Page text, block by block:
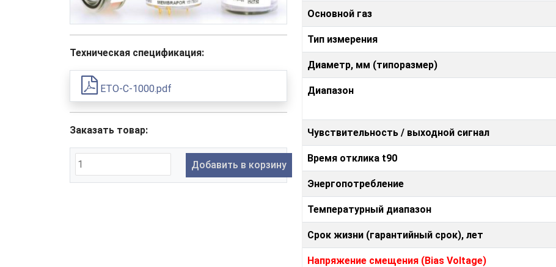
Техническая спецификация:
ETO-C-1000.pdf
Заказать товар:
Добавить в корзину
Основной газ
Тип измерения
Диаметр, мм (типоразмер)
Диапазон
Чувствительность / выходной сигнал
Время отклика t90
Энергопотребление
Температурный диапазон
Срок жизни (гарантийный срок), лет
Напряжение смещения (Bias Voltage)